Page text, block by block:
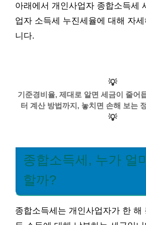
아래에서 개인사업자 종합소득세
업자 소득세 누진세율에 대해 자
니다.
💡
기준경비율, 제대로 알면 세금이 줄어
터 계산 방법까지, 놓치면 손해 보는
💡
종합소득세, 누가 얼
할까?
종합소득세는 개인사업자가 한 해